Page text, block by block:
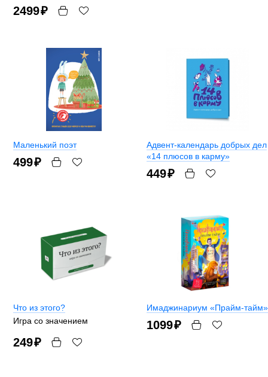
2499₽
Маленький поэт
499₽
Адвент-календарь добрых дел
«14 плюсов в карму»
449₽
Что из этого?
Игра со значением
249₽
Имаджинариум «Прайм-тайм»
1099₽